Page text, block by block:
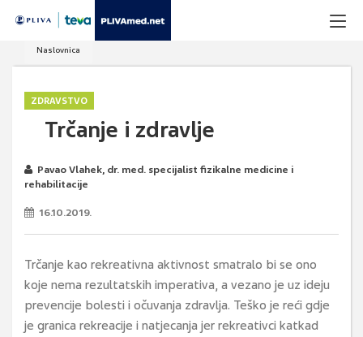
Naslovnica
ZDRAVSTVO
Trčanje i zdravlje
Pavao Vlahek, dr. med. specijalist fizikalne medicine i
rehabilitacije
16.10.2019.
Trčanje kao rekreativna aktivnost smatralo bi se ono
koje nema rezultatskih imperativa, a vezano je uz ideju
prevencije bolesti i očuvanja zdravlja. Teško je reći gdje
je granica rekreacije i natjecanja jer rekreativci katkad